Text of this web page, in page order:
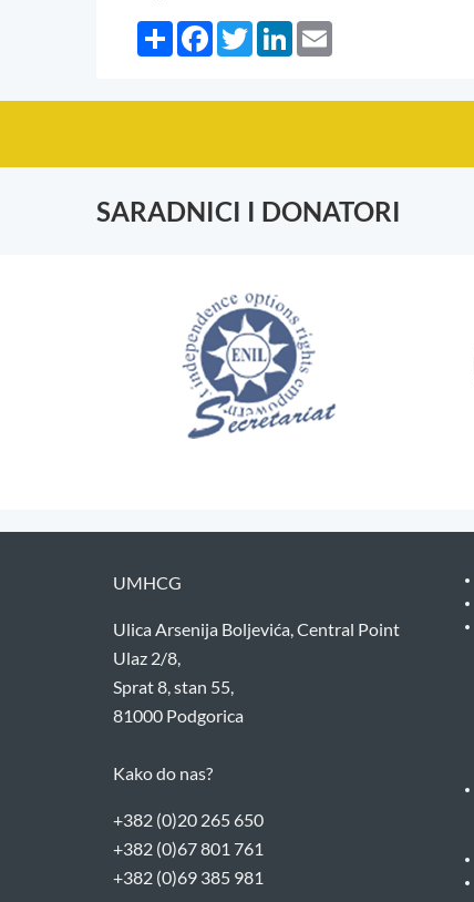
Share FacebookTwitterLinkedIn
SARADNICI I DONATORI
UMHCG
Ulica Arsenija Boljevića, Central Point
Ulaz 2/8,
Sprat 8, stan 55,
81000 Podgorica
Kako do nas?
+382 (0)20 265 650
+382 (0)67 801 761
+382 (0)69 385 981